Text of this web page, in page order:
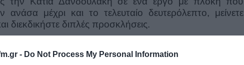
- Do Not Process My Personal Information
μέχρι και το τελευταίο δευτερόλεπτο, μείνετε
διπλές προσκλήσεις.